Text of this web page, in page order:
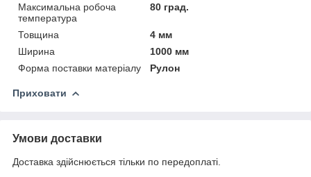
Максимальна робоча
температура
80 град.
Товщина
4 мм
Ширина
1000 мм
Форма поставки матеріалу
Рулон
Приховати
Умови доставки
Доставка здійснюється тільки по передоплаті.